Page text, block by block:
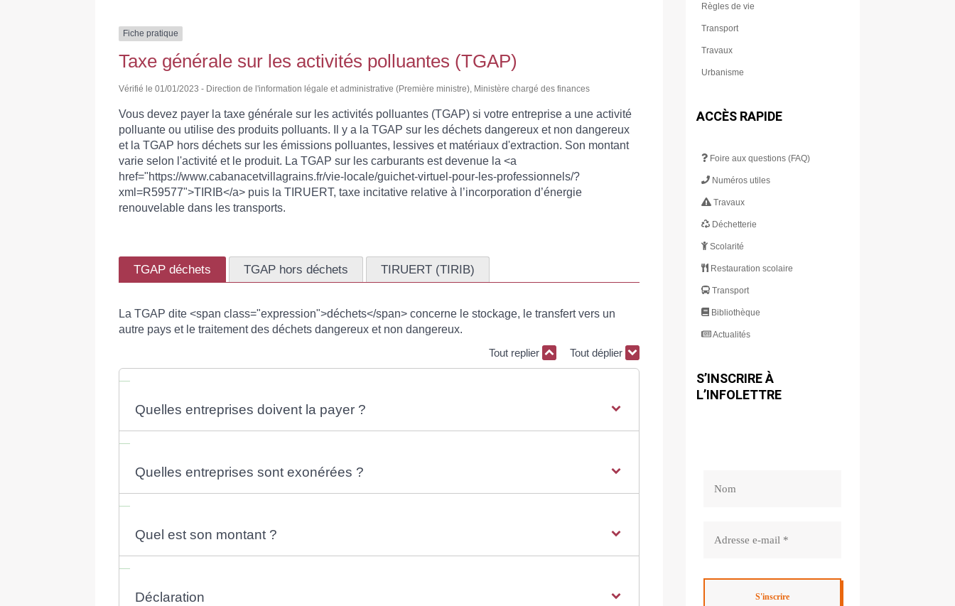
Fiche pratique
Taxe générale sur les activités polluantes (TGAP)
Vérifié le 01/01/2023 - Direction de l'information légale et administrative (Première ministre), Ministère chargé des finances
Vous devez payer la taxe générale sur les activités polluantes (TGAP) si votre entreprise a une activité
polluante ou utilise des produits polluants. Il y a la TGAP sur les déchets dangereux et non dangereux
et la TGAP hors déchets sur les émissions polluantes, lessives et matériaux d'extraction. Son montant
varie selon l'activité et le produit. La TGAP sur les carburants est devenue la <a
href="https://www.cabanacetvillagrains.fr/vie-locale/guichet-virtuel-pour-les-professionnels/?
xml=R59577">TIRIB</a> puis la TIRUERT, taxe incitative relative à l’incorporation d’énergie
renouvelable dans les transports.
TGAP déchets TGAP hors déchets TIRUERT (TIRIB)
La TGAP dite <span class="expression">déchets</span> concerne le stockage, le transfert vers un
autre pays et le traitement des déchets dangereux et non dangereux.
Tout replier Tout déplier
Quelles entreprises doivent la payer ?
Quelles entreprises sont exonérées ?
Quel est son montant ?
Déclaration
Règles de vie
Transport
Travaux
Urbanisme
ACCÈS RAPIDE
Foire aux questions (FAQ)
Numéros utiles
Travaux
Déchetterie
Scolarité
Restauration scolaire
Transport
Bibliothèque
Actualités
S’INSCRIRE À
L’INFOLETTRE